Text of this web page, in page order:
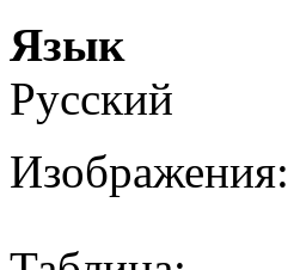
Язык
Русский
Изображения: